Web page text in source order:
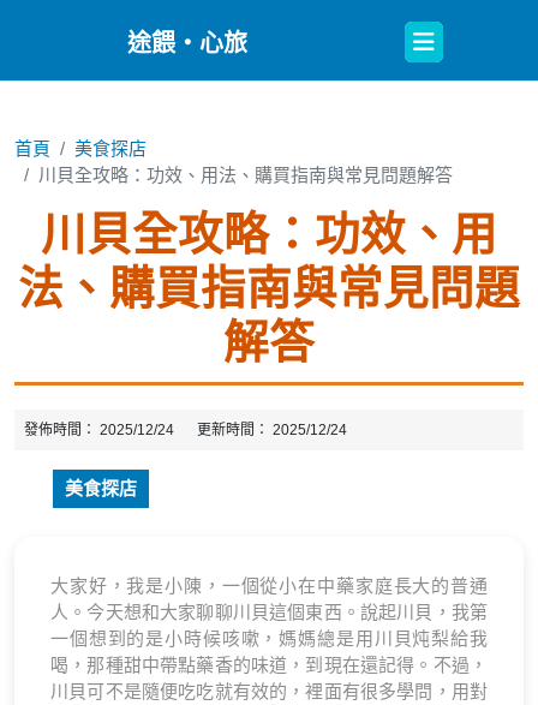
途餵・心旅
Open
Button
首頁
美食探店
川貝全攻略：功效、用法、購買指南與常見問題解答
川貝全攻略：功效、用
法、購買指南與常見問題
解答
發佈時間： 2025/12/24 更新時間： 2025/12/24
美食探店
大家好，我是小陳，一個從小在中藥家庭長大的普通
人。今天想和大家聊聊川貝這個東西。說起川貝，我第
一個想到的是小時候咳嗽，媽媽總是用川貝炖梨給我
喝，那種甜中帶點藥香的味道，到現在還記得。不過，
川貝可不是隨便吃吃就有效的，裡面有很多學問，用對